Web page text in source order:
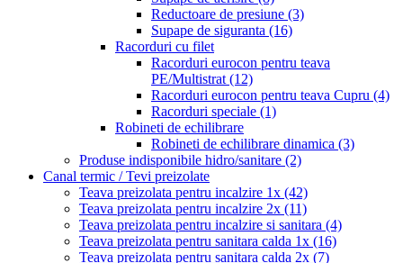
Reductoare de presiune (3)
Supape de siguranta (16)
Racorduri cu filet
Racorduri eurocon pentru teava
PE/Multistrat (12)
Racorduri eurocon pentru teava Cupru (4)
Racorduri speciale (1)
Robineti de echilibrare
Robineti de echilibrare dinamica (3)
Produse indisponibile hidro/sanitare (2)
Canal termic / Tevi preizolate
Teava preizolata pentru incalzire 1x (42)
Teava preizolata pentru incalzire 2x (11)
Teava preizolata pentru incalzire si sanitara (4)
Teava preizolata pentru sanitara calda 1x (16)
Teava preizolata pentru sanitara calda 2x (7)